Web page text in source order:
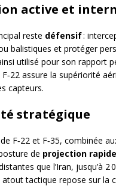
active et
reste défensif:
balistiques et protéger
utilisé pour son rapport
assure la supériorité
capteurs.
stratégique
F‑22 et F‑35, combinée
de projection rapide
que l’Iran, jusqu’à 2
atout tactique repose sur la